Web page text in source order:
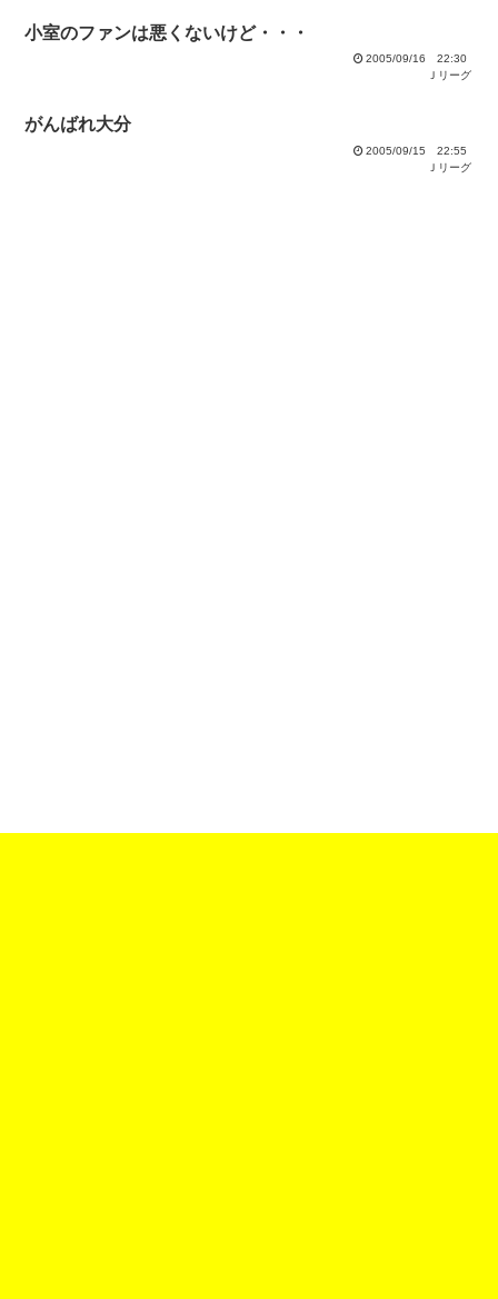
小室のファンは悪くないけど・・・
2005/09/16 22:30
Ｊリーグ
がんばれ大分
2005/09/15 22:55
Ｊリーグ